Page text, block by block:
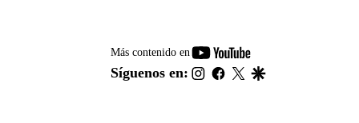
Más contenido en
youtube-
footer
Síguenos en: instagram
facebook
twitter